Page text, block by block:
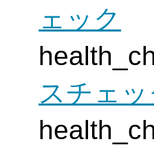
ェック
スチェッ